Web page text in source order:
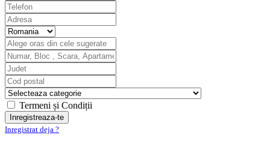
Termeni și Condiții
Inregistrat deja ?